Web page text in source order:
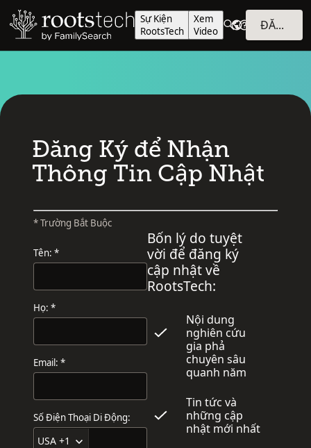
Sự Kiện
RootsTech
Xem
Video
ĐĂNG NHẬP
Đăng Ký để Nhận
Thông Tin Cập Nhật
* Trường Bắt Buộc
Tên: *
Họ: *
Email: *
Số Điện Thoại Di Động:
USA +1
Bốn lý do tuyệt
vời để đăng ký
cập nhật về
RootsTech:
Nội dung
nghiên cứu
gia phả
chuyên sâu
quanh năm
Tin tức và
những cập
nhật mới nhất